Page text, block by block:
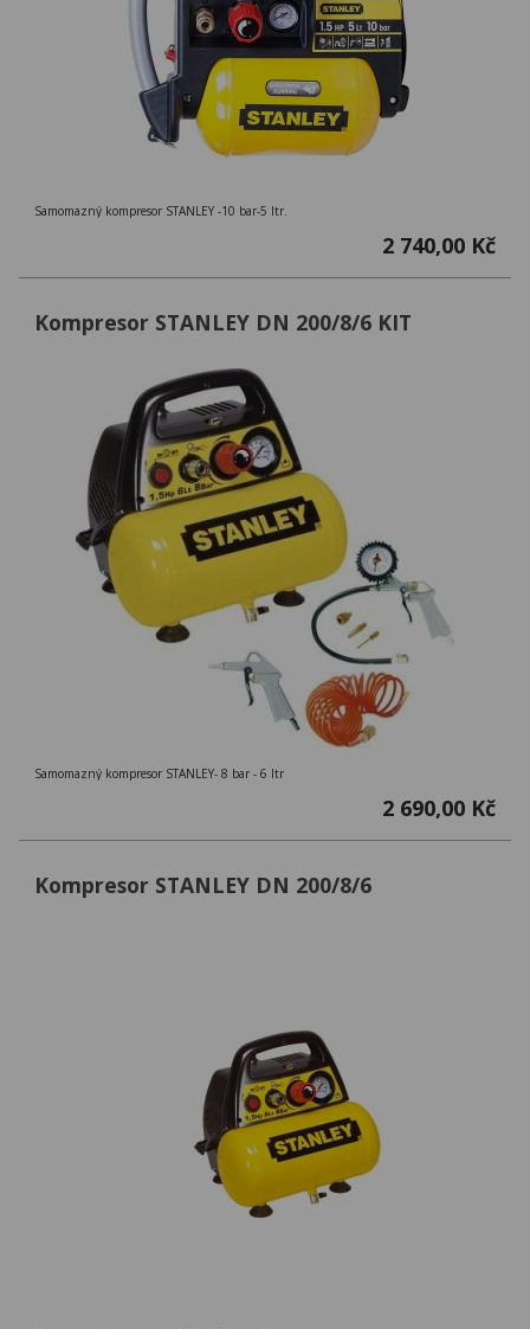
Samomazný kompresor STANLEY -10 bar-5 ltr.
2 740,00 Kč
Kompresor STANLEY DN 200/8/6 KIT
Samomazný kompresor STANLEY- 8 bar - 6 ltr
2 690,00 Kč
Kompresor STANLEY DN 200/8/6